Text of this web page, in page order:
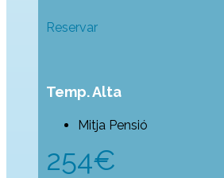
Reservar
Temp. Alta
Mitja Pensió
254€